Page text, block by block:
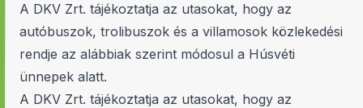
A DKV Zrt. tájékoztatja az utasokat, hogy az
autóbuszok, trolibuszok és a villamosok közlekedési
rendje az alábbiak szerint módosul a Húsvéti
ünnepek alatt.
A DKV Zrt. tájékoztatja az utasokat, hogy az